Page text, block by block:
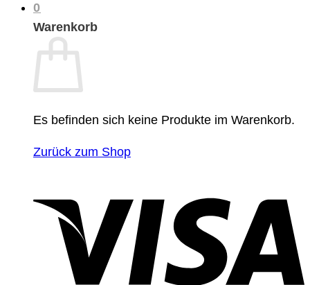
0
Warenkorb
Es befinden sich keine Produkte im Warenkorb.
Zurück zum Shop